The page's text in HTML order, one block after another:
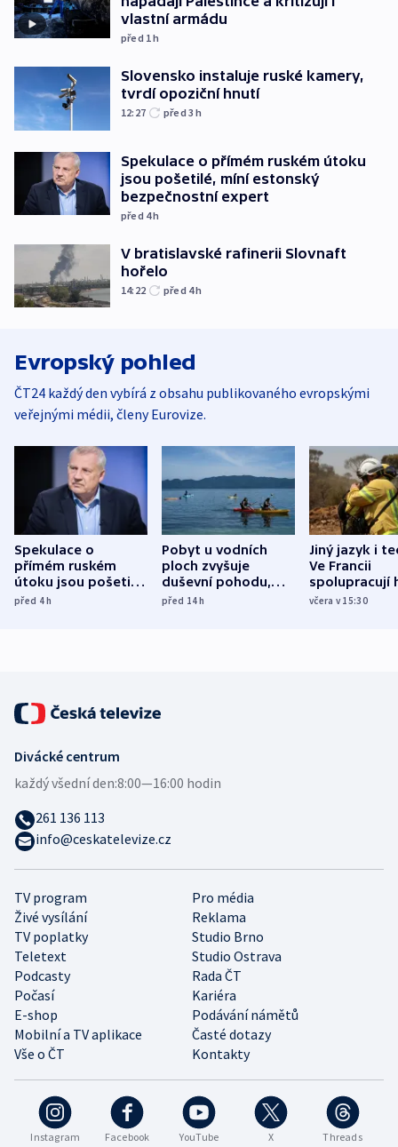
vlastní armádu
před 1h
Slovensko instaluje ruské kamery,
tvrdí opoziční hnutí
12:27 před 3h
Spekulace o přímém ruském útoku
jsou pošetilé, míní estonský
bezpečnostní expert
před 4h
V bratislavské rafinerii Slovnaft
hořelo
14:22 před 4h
Evropský pohled
ČT24 každý den vybírá z obsahu publikovaného evropskými
veřejnými médii, členy Eurovize.
Spekulace o
přímém ruském
útoku jsou pošetilé,
míní estonský
před 4h
Pobyt u vodních
ploch zvyšuje
duševní pohodu,
ukázala
před 14h
Jiný jazyk i
Ve Francii
spolupracují
různých zemí
včera v 15:30
Instagram Facebook YouTube X Threads
TV program
Pro média
Živé vysílání
Reklama
TV poplatky
Studio Brno
Teletext
Studio Ostrava
Podcasty
Rada ČT
Počasí
Kariéra
E-shop
Podávání námětů
Mobilní a TV aplikace
Časté dotazy
Vše o ČT
Kontakty
Divácké centrum
každý všední den:8:00—16:00 hodin
261 136 113
info@ceskatelevize.cz